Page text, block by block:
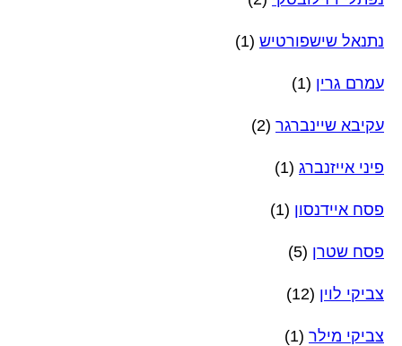
נתנאל שישפורטיש (1)
עמרם גרין (1)
עקיבא שיינברגר (2)
פיני אייזנברג (1)
פסח איידנסון (1)
פסח שטרן (5)
צביקי לוין (12)
צביקי מילר (1)